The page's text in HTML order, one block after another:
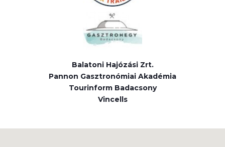
Balatoni Hajózási Zrt.
Pannon Gasztronómiai Akadémia
Tourinform Badacsony
Vincells